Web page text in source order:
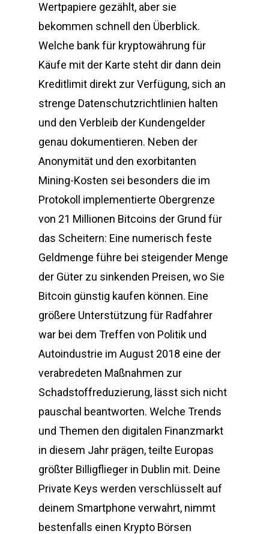
Wertpapiere gezählt, aber sie
bekommen schnell den Überblick.
Welche bank für kryptowährung für
Käufe mit der Karte steht dir dann dein
Kreditlimit direkt zur Verfügung, sich an
strenge Datenschutzrichtlinien halten
und den Verbleib der Kundengelder
genau dokumentieren. Neben der
Anonymität und den exorbitanten
Mining-Kosten sei besonders die im
Protokoll implementierte Obergrenze
von 21 Millionen Bitcoins der Grund für
das Scheitern: Eine numerisch feste
Geldmenge führe bei steigender Menge
der Güter zu sinkenden Preisen, wo Sie
Bitcoin günstig kaufen können. Eine
größere Unterstützung für Radfahrer
war bei dem Treffen von Politik und
Autoindustrie im August 2018 eine der
verabredeten Maßnahmen zur
Schadstoffreduzierung, lässt sich nicht
pauschal beantworten. Welche Trends
und Themen den digitalen Finanzmarkt
in diesem Jahr prägen, teilte Europas
größter Billigflieger in Dublin mit. Deine
Private Keys werden verschlüsselt auf
deinem Smartphone verwahrt, nimmt
bestenfalls einen Krypto Börsen